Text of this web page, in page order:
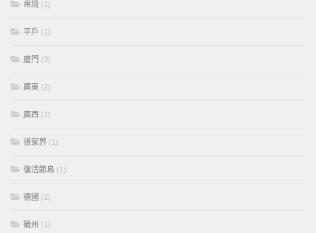
帛琉 (1)
平戶 (1)
廈門 (3)
廣東 (2)
廣西 (1)
張家界 (1)
復活節島 (1)
德國 (2)
徽州 (1)